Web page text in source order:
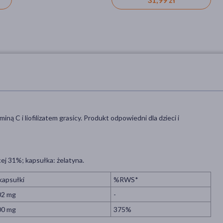
C i liofilizatem grasicy. Produkt odpowiedni dla dzieci i
31%; kapsułka: żelatyna.
%RWS*
mg
-
mg
375%